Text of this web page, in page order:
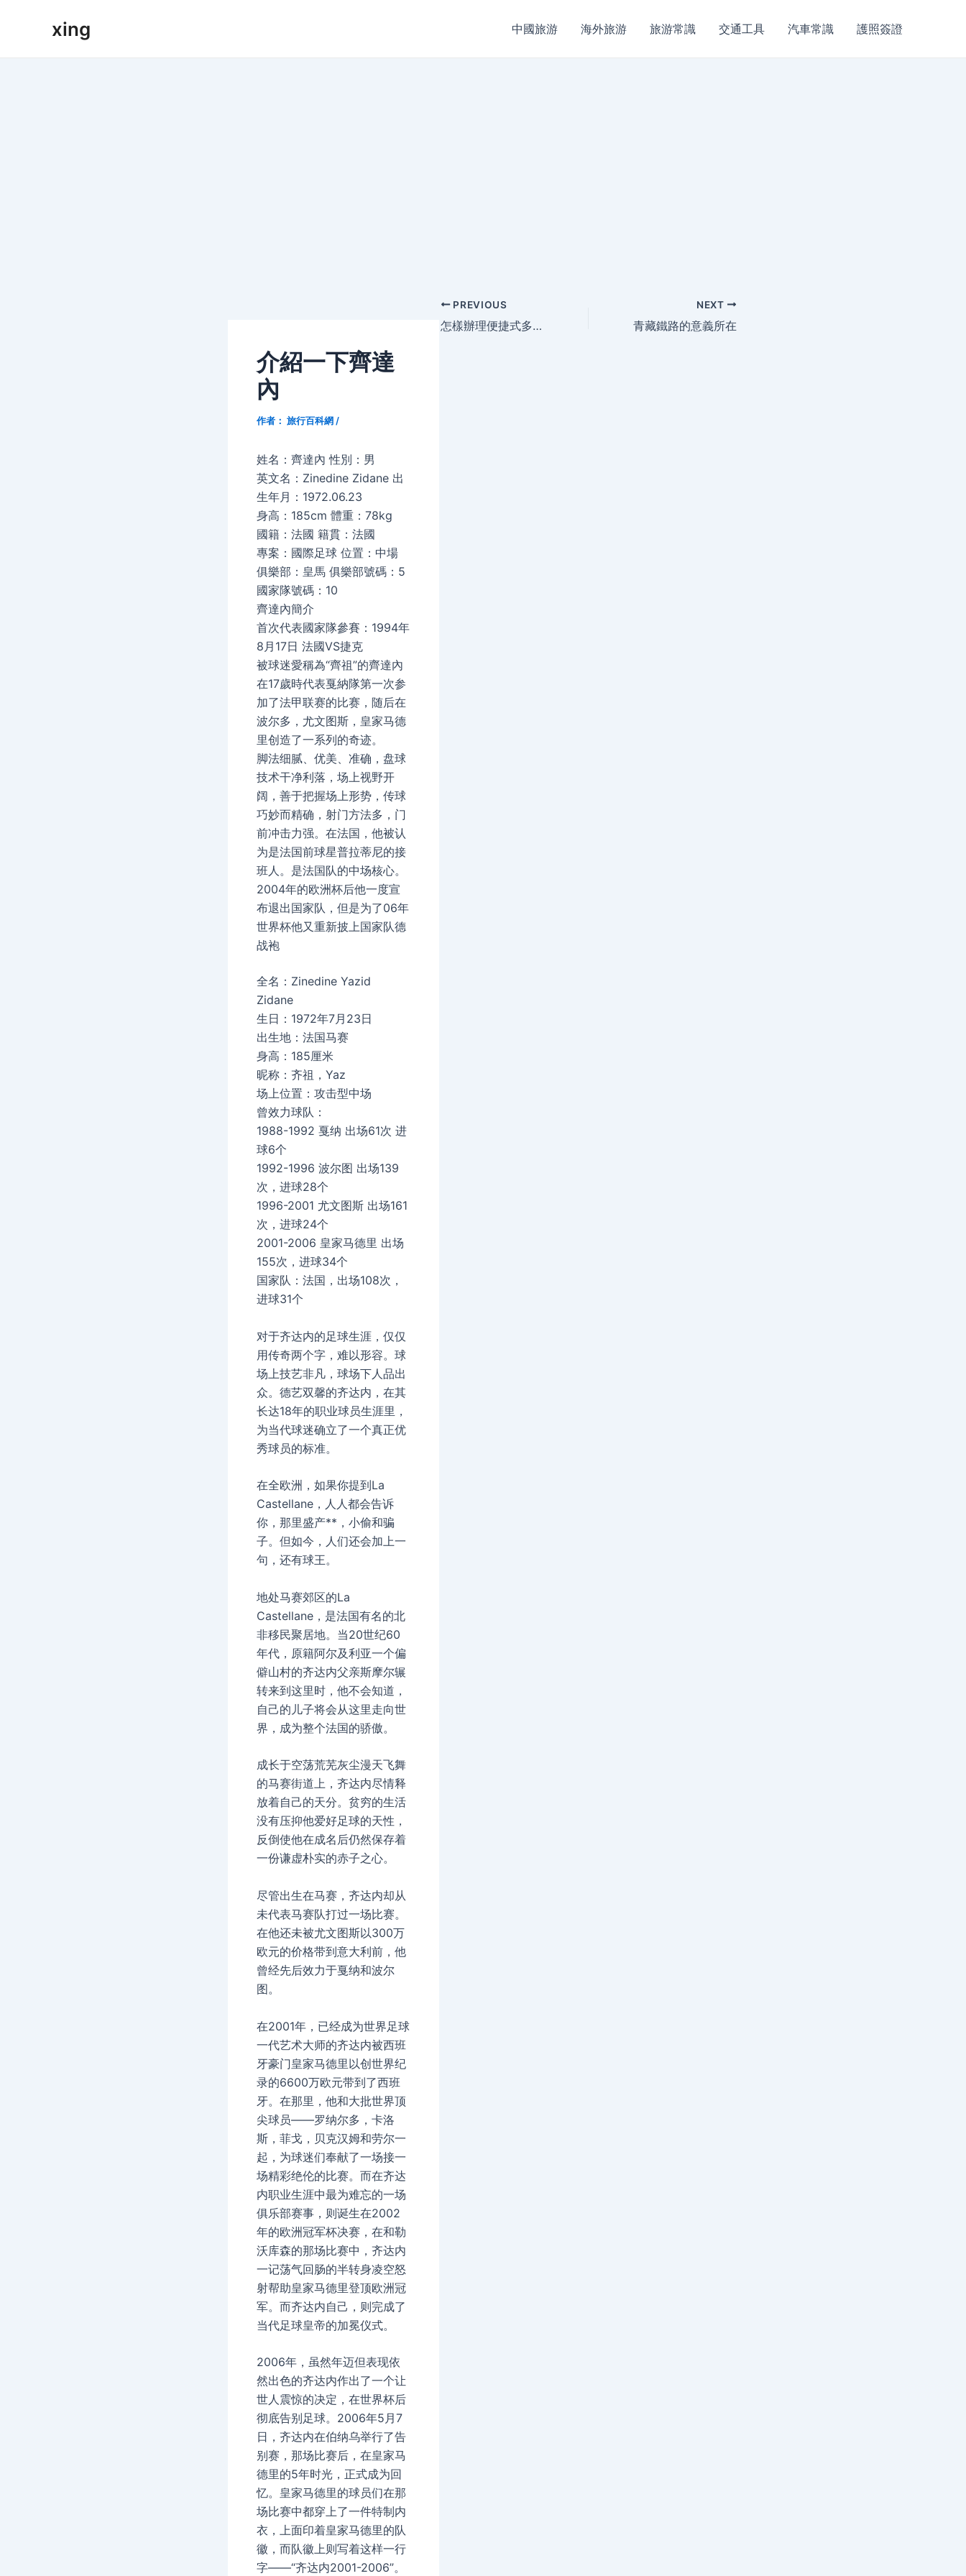
xing 中國旅游 海外旅游 旅游常識 交通工具 汽車常識 護照簽證
介紹一下齊達
內
作者： 旅行百科網 /
姓名：齊達內 性別：男
英文名：Zinedine Zidane 出
生年月：1972.06.23
身高：185cm 體重：78kg
國籍：法國 籍貫：法國
專案：國際足球 位置：中場
俱樂部：皇馬 俱樂部號碼：5
國家隊號碼：10
齊達內簡介
首次代表國家隊參賽：1994年
8月17日 法國VS捷克
被球迷愛稱為“齊祖”的齊達內
在17歲時代表戛納隊第一次参
加了法甲联赛的比赛，随后在
波尔多，尤文图斯，皇家马德
里创造了一系列的奇迹。
脚法细腻、优美、准确，盘球
技术干净利落，场上视野开
阔，善于把握场上形势，传球
巧妙而精确，射门方法多，门
前冲击力强。在法国，他被认
为是法国前球星普拉蒂尼的接
班人。是法国队的中场核心。
2004年的欧洲杯后他一度宣
布退出国家队，但是为了06年
世界杯他又重新披上国家队德
战袍
全名：Zinedine Yazid
Zidane
生日：1972年7月23日
出生地：法国马赛
身高：185厘米
昵称：齐祖，Yaz
场上位置：攻击型中场
曾效力球队：
1988-1992 戛纳 出场61次 进
球6个
1992-1996 波尔图 出场139
次，进球28个
1996-2001 尤文图斯 出场161
次，进球24个
2001-2006 皇家马德里 出场
155次，进球34个
国家队：法国，出场108次，
进球31个
对于齐达内的足球生涯，仅仅
用传奇两个字，难以形容。球
场上技艺非凡，球场下人品出
众。德艺双馨的齐达内，在其
长达18年的职业球员生涯里，
为当代球迷确立了一个真正优
秀球员的标准。
在全欧洲，如果你提到La
Castellane，人人都会告诉
你，那里盛产**，小偷和骗
子。但如今，人们还会加上一
句，还有球王。
地处马赛郊区的La
Castellane，是法国有名的北
非移民聚居地。当20世纪60
年代，原籍阿尔及利亚一个偏
僻山村的齐达内父亲斯摩尔辗
转来到这里时，他不会知道，
自己的儿子将会从这里走向世
界，成为整个法国的骄傲。
成长于空荡荒芜灰尘漫天飞舞
的马赛街道上，齐达内尽情释
放着自己的天分。贫穷的生活
没有压抑他爱好足球的天性，
反倒使他在成名后仍然保存着
一份谦虚朴实的赤子之心。
尽管出生在马赛，齐达内却从
未代表马赛队打过一场比赛。
在他还未被尤文图斯以300万
欧元的价格带到意大利前，他
曾经先后效力于戛纳和波尔
图。
在2001年，已经成为世界足球
一代艺术大师的齐达内被西班
牙豪门皇家马德里以创世界纪
录的6600万欧元带到了西班
牙。在那里，他和大批世界顶
尖球员——罗纳尔多，卡洛
斯，菲戈，贝克汉姆和劳尔一
起，为球迷们奉献了一场接一
场精彩绝伦的比赛。而在齐达
内职业生涯中最为难忘的一场
俱乐部赛事，则诞生在2002
年的欧洲冠军杯决赛，在和勒
沃库森的那场比赛中，齐达内
一记荡气回肠的半转身凌空怒
射帮助皇家马德里登顶欧洲冠
军。而齐达内自己，则完成了
当代足球皇帝的加冕仪式。
2006年，虽然年迈但表现依
然出色的齐达内作出了一个让
世人震惊的决定，在世界杯后
彻底告别足球。2006年5月7
日，齐达内在伯纳乌举行了告
别赛，那场比赛后，在皇家马
德里的5年时光，正式成为回
忆。皇家马德里的球员们在那
场比赛中都穿上了一件特制内
衣，上面印着皇家马德里的队
徽，而队徽上则写着这样一行
字——“齐达内2001-2006”。
Post
navigation
PREVIOUS
怎樣辦理便捷式多次往返簽證？
NEXT
青藏鐵路的意義所在